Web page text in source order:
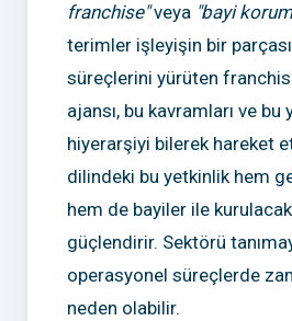
franchise"veya "bayi
terimler işleyişin bir
süreçlerini yürüten
ajansı, bu kavramları ve bu
hiyerarşiyi bilerek hareket
dilindeki bu yetkinlik hem
hem de bayiler ile kurulacak
güçlendirir. Sektörü
operasyonel süreçlerde
neden olabilir.